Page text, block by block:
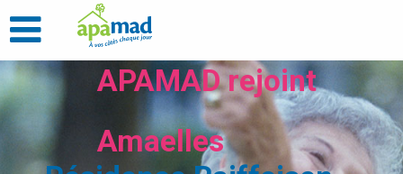
APAMAD rejoint
Amaelles